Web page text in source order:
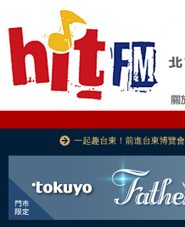
一起趣台東！前進台東博覽會